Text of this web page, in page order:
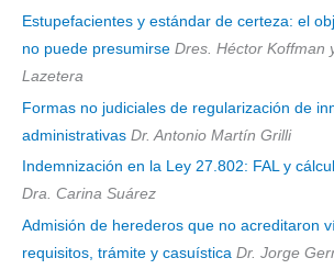
Estupefacientes y estándar de certeza: el
no puede presumirse Dres. Héctor Koffman
Lazetera
Formas no judiciales de regularización de
administrativas Dr. Antonio Martín Grilli
Indemnización en la Ley 27.802: FAL y
Dra. Carina Suárez
Admisión de herederos que no acreditaron
requisitos, trámite y casuística Dr. Jorge